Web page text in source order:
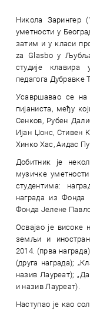
Никола Зарингер
уметности у
затим и у класи
za Glasbo у
студије
педагога
Усавршавао се на
пијаниста, међу
Сенков, Рубен
Ијан Џонс, Стивен
Хинко Хас, Аидас
Добитник је
музичке
студентима:
награда из Фонда
Фонда Јелене
Освајао је високе
земљи и
2014. (прва
(друга награда);
назив Лауреат);
и назив Лауреат).
Наступао је као